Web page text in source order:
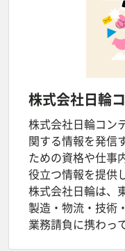
株式会社日輪
株式会社日輪コン
関する情報を発信
ための資格や仕事
役立つ情報を提供
株式会社日輪は、
製造・物流・技術
業務請負に携わっ